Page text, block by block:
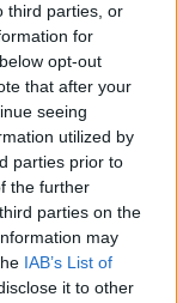
third parties, or
for
opt-out
that after your
seeing
utilized by
parties prior to
the further
parties on the
may
IAB’s List of
it to other
περισσότερο!
ξεχωρίζουν για
τους ποιότητα.